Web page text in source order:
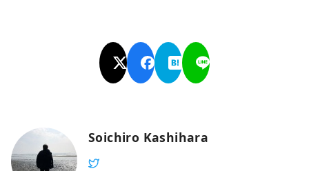
Soichiro Kashihara